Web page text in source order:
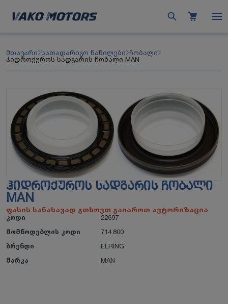
მთავარი სათადარიგო ნაწილები ჩობალი
ჰიდროქუროს სადგარის ჩობალი MAN
ᲰᲘᲓᲠᲝᲥᲣᲠᲝᲡ ᲡᲐᲓᲒᲐᲠᲘᲡ ᲩᲝᲑᲐᲚᲘ
MAN
ფასის სანახავად გთხოვთ გაიაროთ ავტორიზაცია
კოდი
22697
მომწოდებლის კოდი
714.800
ბრენდი
ELRING
მარკა
MAN